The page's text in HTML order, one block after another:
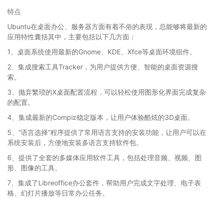
特点
Ubuntu在桌面办公、服务器方面有着不俗的表现，总能够将最新的
应用特性囊括其中，主要包括以下几方面：
1、桌面系统使用最新的Gnome、KDE、Xfce等桌面环境组件。
2、集成搜索工具Tracker，为用户提供方便、智能的桌面资源搜
索。
3、抛弃繁琐的X桌面配置流程，可以轻松使用图形化界面完成复杂
的配置。
4、集成最新的Compiz稳定版本，让用户体验酷炫的3D桌面。
5、“语言选择”程序提供了常用语言支持的安装功能，让用户可以在
系统安装后，方便地安装多语言支持软件包。
6、提供了全套的多媒体应用软件工具，包括处理音频、视频、图
形、图像的工具。
7、集成了Libreoffice办公套件，帮助用户完成文字处理、电子表
格、幻灯片播放等日常办公任务。